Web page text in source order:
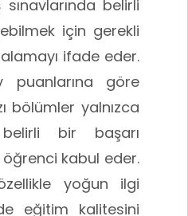
belirli
için gerekli
ifade eder.
puanlarına göre
bölümler yalnızca
bir başarı
öğrenci kabul eder.
yoğun ilgi
eğitim kalitesini